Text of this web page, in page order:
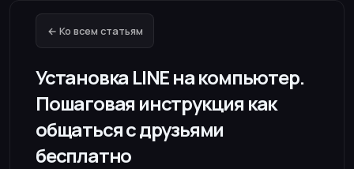
← Ко всем статьям
Установка LINE на компьютер.
Пошаговая инструкция как
общаться с друзьями
бесплатно